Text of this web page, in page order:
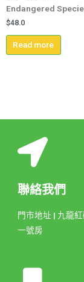
Endangered
$48.0
Read more
聯絡我們
門市地址 | 九龍
一號房